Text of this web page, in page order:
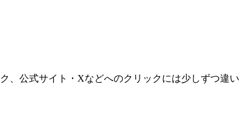
、公式サイト・Xなどへのクリックには少しずつ違い